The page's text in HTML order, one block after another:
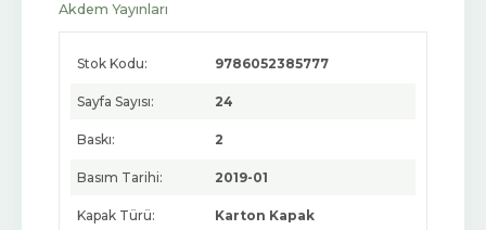
Akdem Yayınları
Stok Kodu: 9786052385777
Sayfa Sayısı: 24
Baskı: 2
Basım Tarihi: 2019-01
Kapak Türü: Karton Kapak